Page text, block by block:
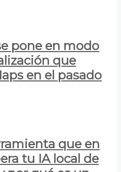
pone en modo
que
en el pasado
que en
tu IA local de